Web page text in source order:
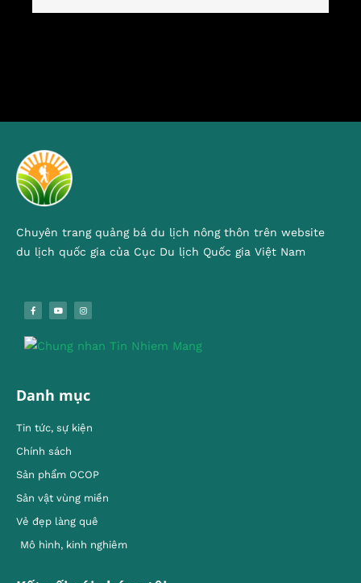
Chuyên trang quảng bá du lịch nông thôn trên website
du lịch quốc gia của Cục Du lịch Quốc gia Việt Nam
Danh mục
Tin tức, sự kiện
Chính sách
Sản phẩm OCOP
Sản vật vùng miền
Vẻ đẹp làng quê
Mô hình, kinh nghiêm